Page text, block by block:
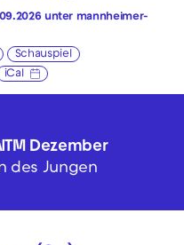
unter mannheimer-
Schauspiel
iCal
Dezember
des Jungen